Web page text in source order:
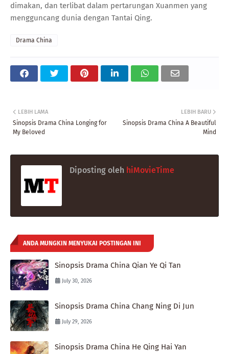
dimakan, dan terlibat dalam pertarungan Xuanmen yang
mengguncang dunia dengan Tantai Qing.
Drama China
LEBIH BARU
Sinopsis Drama China A Beautiful
Mind
LEBIH LAMA
Sinopsis Drama China Longing for
My Beloved
Diposting oleh hiMovieTime
ANDA MUNGKIN MENYUKAI POSTINGAN INI
Sinopsis Drama China Qian Ye Qi Tan
July 30, 2026
Sinopsis Drama China Chang Ning Di Jun
July 29, 2026
Sinopsis Drama China He Qing Hai Yan